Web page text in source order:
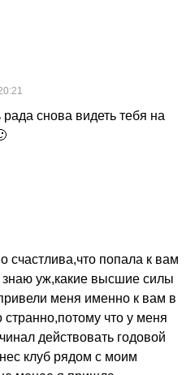
снова видеть тебя на
счастлива,что попала к вам
знаю уж,какие высшие силы
меня именно к вам в
что у меня
действовать годовой
клуб рядом с моим